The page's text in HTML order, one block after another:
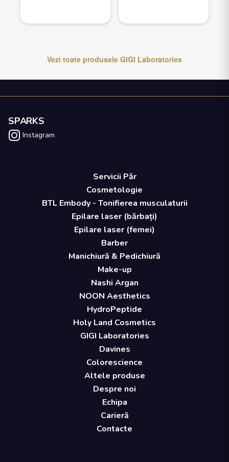
Vezi toate produsele GIGI Laboratories
SPARKS
Instagram
Servicii Păr
Cosmetologie
BTL Embody - Tonifierea musculaturii
Epilare laser (bărbați)
Epilare laser (femei)
Barber
Manichiură & Pedichiură
Make-up
Nashi Argan
NOON Aesthetics
HydroPeptide
Holy Land Cosmetics
GIGI Laboratories
Davines
Colorescience
Altele produse
Despre noi
Echipa
Carieră
Contacte